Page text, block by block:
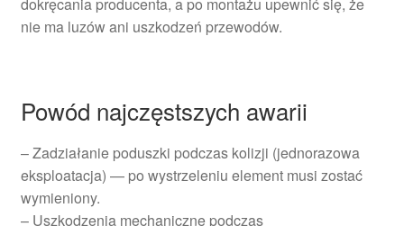
dokręcania producenta, a po montażu upewnić się, że
nie ma luzów ani uszkodzeń przewodów.
Powód najczęstszych awarii
– Zadziałanie poduszki podczas kolizji (jednorazowa
eksploatacja) — po wystrzeleniu element musi zostać
wymieniony.
– Uszkodzenia mechaniczne podczas